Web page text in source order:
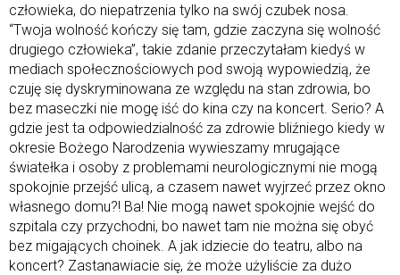
człowieka, do niepatrzenia tylko na swój czubek nosa.
“Twoja wolność kończy się tam, gdzie zaczyna się wolność
drugiego człowieka”, takie zdanie przeczytałam kiedyś w
mediach społecznościowych pod swoją wypowiedzią, że
czuję się dyskryminowana ze względu na stan zdrowia, bo
bez maseczki nie mogę iść do kina czy na koncert. Serio? A
gdzie jest ta odpowiedzialność za zdrowie bliźniego kiedy w
okresie Bożego Narodzenia wywieszamy mrugające
światełka i osoby z problemami neurologicznymi nie mogą
spokojnie przejść ulicą, a czasem nawet wyjrzeć przez okno
własnego domu?! Ba! Nie mogą nawet spokojnie wejść do
szpitala czy przychodni, bo nawet tam nie można się obyć
bez migających choinek. A jak idziecie do teatru, albo na
koncert? Zastanawiacie się, że może użyliście za dużo